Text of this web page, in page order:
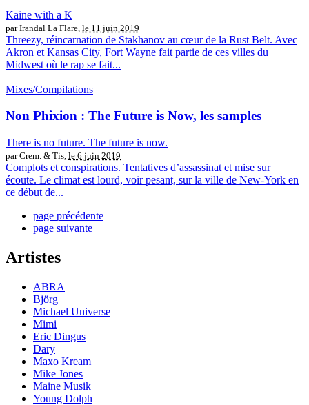
Kaine with a K
par Irandal La Flare, le 11 juin 2019
Threezy, réincarnation de Stakhanov au cœur de la Rust Belt. Avec
Akron et Kansas City, Fort Wayne fait partie de ces villes du
Midwest où le rap se fait...
Mixes/Compilations
Non Phixion : The Future is Now, les samples
There is no future. The future is now.
par Crem. & Tis, le 6 juin 2019
Complots et conspirations. Tentatives d’assassinat et mise sur
écoute. Le climat est lourd, voir pesant, sur la ville de New-York en
ce début de...
page précédente
page suivante
Artistes
ABRA
Björg
Michael Universe
Mimi
Eric Dingus
Dary
Maxo Kream
Mike Jones
Maine Musik
Young Dolph